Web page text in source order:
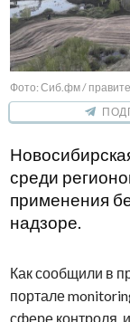
Фото: Сиб.фм /
среди
применения
надзоре.
Как сообщили в
портале
сфере контроля,